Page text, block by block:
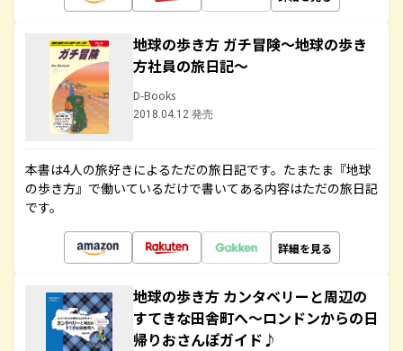
地球の歩き方 ガチ冒険～地球の歩き
方社員の旅日記～
D-Books
2018.04.12 発売
本書は4人の旅好きによるただの旅日記です。たまたま『地球
の歩き方』で働いているだけで書いてある内容はただの旅日記
です。
詳細を見る
地球の歩き方 カンタベリーと周辺の
すてきな田舎町へ～ロンドンからの日
帰りおさんぽガイド♪